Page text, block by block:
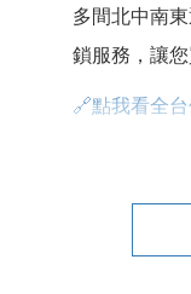
多間北中南
鎖服務，讓
🔗點我看全
傑昇尊榮會
年還有「